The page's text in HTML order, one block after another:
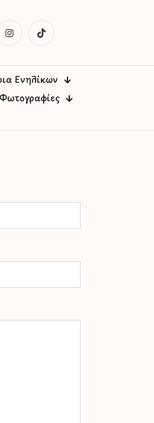
Ενηλίκων
Φωτογραφίες